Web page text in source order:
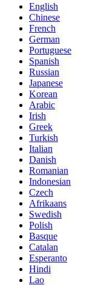
English
Chinese
French
German
Portuguese
Spanish
Russian
Japanese
Korean
Arabic
Irish
Greek
Turkish
Italian
Danish
Romanian
Indonesian
Czech
Afrikaans
Swedish
Polish
Basque
Catalan
Esperanto
Hindi
Lao